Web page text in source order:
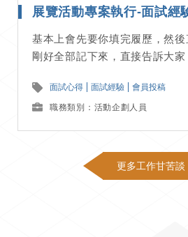
展覽活動專案執行-面試經
基本上會先要你填完履歷，然後
剛好全部記下來，直接告訴大
面試心得 面試經驗 會員投稿
職務類別：活動企劃人員
更多工作甘苦談